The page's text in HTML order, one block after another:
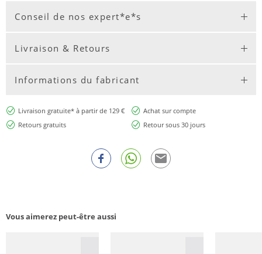
Conseil de nos expert*e*s
Livraison & Retours
Informations du fabricant
Livraison gratuite* à partir de 129 €
Achat sur compte
Retours gratuits
Retour sous 30 jours
Vous aimerez peut-être aussi